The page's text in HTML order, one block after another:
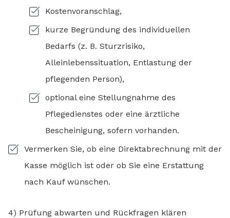
Kostenvoranschlag,
kurze Begründung des individuellen
Bedarfs (z. B. Sturzrisiko,
Alleinlebenssituation, Entlastung der
pflegenden Person),
optional eine Stellungnahme des
Pflegedienstes oder eine ärztliche
Bescheinigung, sofern vorhanden.
Vermerken Sie, ob eine Direktabrechnung mit der
Kasse möglich ist oder ob Sie eine Erstattung
nach Kauf wünschen.
4) Prüfung abwarten und Rückfragen klären